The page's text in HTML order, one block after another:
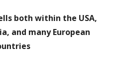
both within the USA,
and many European